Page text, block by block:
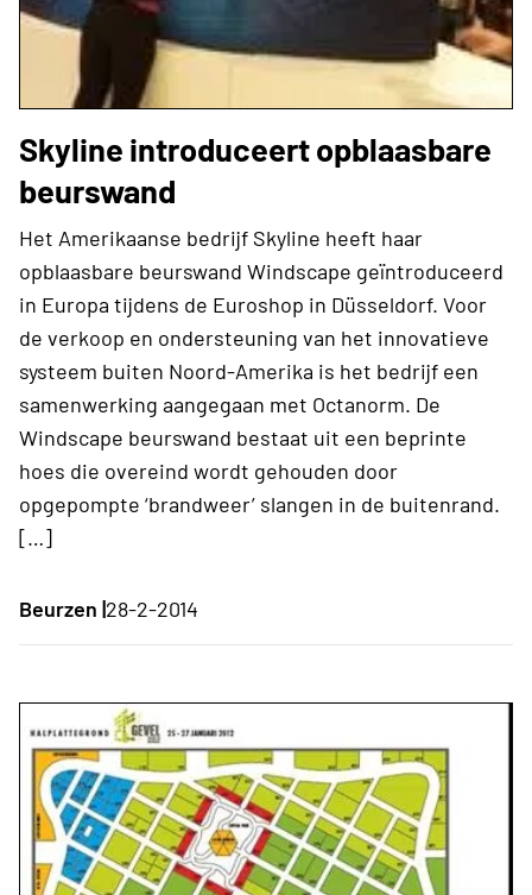
Skyline introduceert opblaasbare
beurswand
Het Amerikaanse bedrijf Skyline heeft haar
opblaasbare beurswand Windscape geïntroduceerd
in Europa tijdens de Euroshop in Düsseldorf. Voor
de verkoop en ondersteuning van het innovatieve
systeem buiten Noord-Amerika is het bedrijf een
samenwerking aangegaan met Octanorm. De
Windscape beurswand bestaat uit een beprinte
hoes die overeind wordt gehouden door
opgepompte ‘brandweer’ slangen in de buitenrand.
[…]
Beurzen |28-2-2014